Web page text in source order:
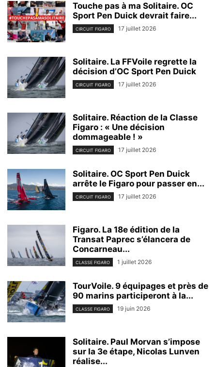
Touche pas à ma Solitaire. OC
Sport Pen Duick devrait faire...
CIRCUIT FIGARO 17 juillet 2026
Solitaire. La FFVoile regrette la
décision d’OC Sport Pen Duick
CIRCUIT FIGARO 17 juillet 2026
Solitaire. Réaction de la Classe
Figaro : « Une décision
dommageable ! »
CIRCUIT FIGARO 17 juillet 2026
Solitaire. OC Sport Pen Duick
arrête le Figaro pour passer en...
CIRCUIT FIGARO 17 juillet 2026
Figaro. La 18e édition de la
Transat Paprec s’élancera de
Concarneau...
CLASSE FIGARO 1 juillet 2026
TourVoile. 9 équipages et près de
90 marins participeront à la...
CLASSE FIGARO 19 juin 2026
Solitaire. Paul Morvan s’impose
sur la 3e étape, Nicolas Lunven
réalise...